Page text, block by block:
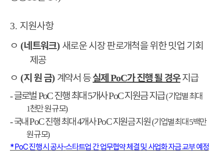
3. 지원사항
ㅇ (네트워크) 새로운 시장 판로개척을 위한 밋업 기회
제공
ㅇ (지 원 금) 계약서 등실제 PoC가 진행 될 경우 지급
-글로벌PoC진행 최대 5개사PoC지원금 지급(기업별 최대
1천만 원 규모)
-국내PoC진행 최대4개사PoC지원금 지원(기업별 최대 5백만
원 규모)
* PoC진행 시 공사-스타트업 간 업무협약 체결 및 사업화 자금 교부 예정